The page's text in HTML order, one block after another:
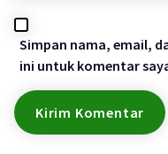
Simpan nama, email,
ini untuk komentar